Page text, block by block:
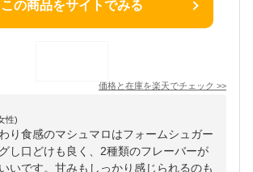
この商品をサイトでみる
価格と在庫を楽天でチェック >>
性)
り食感のマシュマロはフォームシュガー
し口どけも良く、2種類のフレーバーが
いです。甘みもしっかり感じられるのも